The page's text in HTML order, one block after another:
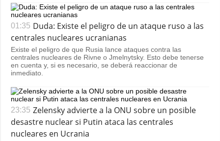
01:35 Duda: Existe el peligro de un ataque ruso a las
centrales nucleares ucranianas
Existe el peligro de que Rusia lance ataques contra las
centrales nucleares de Rivne o Jmelnytsky. Esto debe tenerse
en cuenta y, si es necesario, se deberá reaccionar de
inmediato.
23:35 Zelensky advierte a la ONU sobre un posible
desastre nuclear si Putin ataca las centrales
nucleares en Ucrania